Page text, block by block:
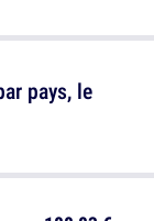
pays, le